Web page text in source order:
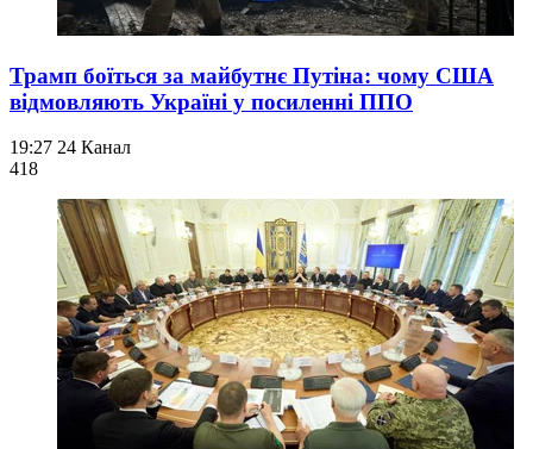
Трамп боїться за майбутнє Путіна: чому США
відмовляють Україні у посиленні ППО
19:27 24 Канал
418